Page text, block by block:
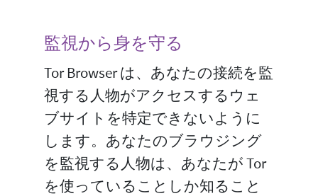
監視から身を守る
Tor Browser は、あなたの接続を監
視する人物がアクセスするウェ
ブサイトを特定できないように
します。あなたのブラウジング
を監視する人物は、あなたが Tor
を使っていることしか知ること